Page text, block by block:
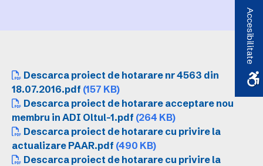
Descarca proiect de hotarare nr 4563 din
18.07.2016.pdf (157 KB)
Descarca proiect de hotarare acceptare nou
membru in ADI Oltul-1.pdf (264 KB)
Descarca proiect de hotarare cu privire la
actualizare PAAR.pdf (490 KB)
Descarca proiect de hotarare cu privire la
Accesibilitate